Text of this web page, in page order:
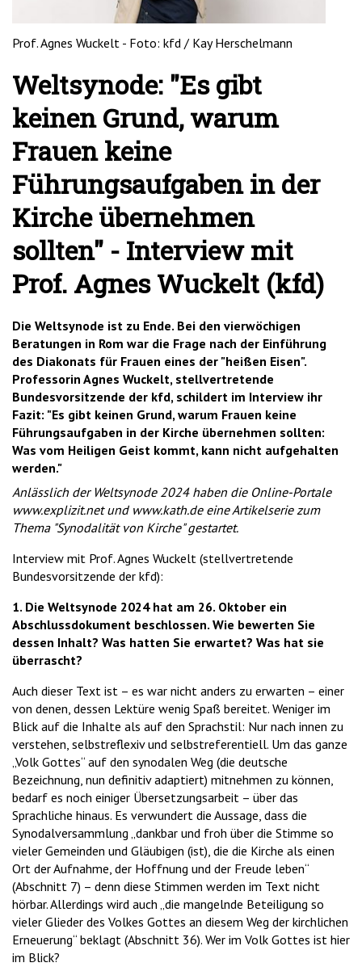
Prof. Agnes Wuckelt - Foto: kfd / Kay Herschelmann
Weltsynode: "Es gibt
keinen Grund, warum
Frauen keine
Führungsaufgaben in der
Kirche übernehmen
sollten" - Interview mit
Prof. Agnes Wuckelt (kfd)
Die Weltsynode ist zu Ende. Bei den vierwöchigen
Beratungen in Rom war die Frage nach der Einführung
des Diakonats für Frauen eines der "heißen Eisen".
Professorin Agnes Wuckelt, stellvertretende
Bundesvorsitzende der kfd, schildert im Interview ihr
Fazit: "Es gibt keinen Grund, warum Frauen keine
Führungsaufgaben in der Kirche übernehmen sollten:
Was vom Heiligen Geist kommt, kann nicht aufgehalten
werden."
Anlässlich der Weltsynode 2024 haben die Online-Portale
www.explizit.net und www.kath.de eine Artikelserie zum
Thema "Synodalität von Kirche" gestartet.
Interview mit Prof. Agnes Wuckelt (stellvertretende
Bundesvorsitzende der kfd):
1. Die Weltsynode 2024 hat am 26. Oktober ein
Abschlussdokument beschlossen. Wie bewerten Sie
dessen Inhalt? Was hatten Sie erwartet? Was hat sie
überrascht?
Auch dieser Text ist – es war nicht anders zu erwarten – einer
von denen, dessen Lektüre wenig Spaß bereitet. Weniger im
Blick auf die Inhalte als auf den Sprachstil: Nur nach innen zu
verstehen, selbstreflexiv und selbstreferentiell. Um das ganze
„Volk Gottes“ auf den synodalen Weg (die deutsche
Bezeichnung, nun definitiv adaptiert) mitnehmen zu können,
bedarf es noch einiger Übersetzungsarbeit – über das
Sprachliche hinaus. Es verwundert die Aussage, dass die
Synodalversammlung „dankbar und froh über die Stimme so
vieler Gemeinden und Gläubigen (ist), die die Kirche als einen
Ort der Aufnahme, der Hoffnung und der Freude leben“
(Abschnitt 7) – denn diese Stimmen werden im Text nicht
hörbar. Allerdings wird auch „die mangelnde Beteiligung so
vieler Glieder des Volkes Gottes an diesem Weg der kirchlichen
Erneuerung“ beklagt (Abschnitt 36). Wer im Volk Gottes ist hier
im Blick?